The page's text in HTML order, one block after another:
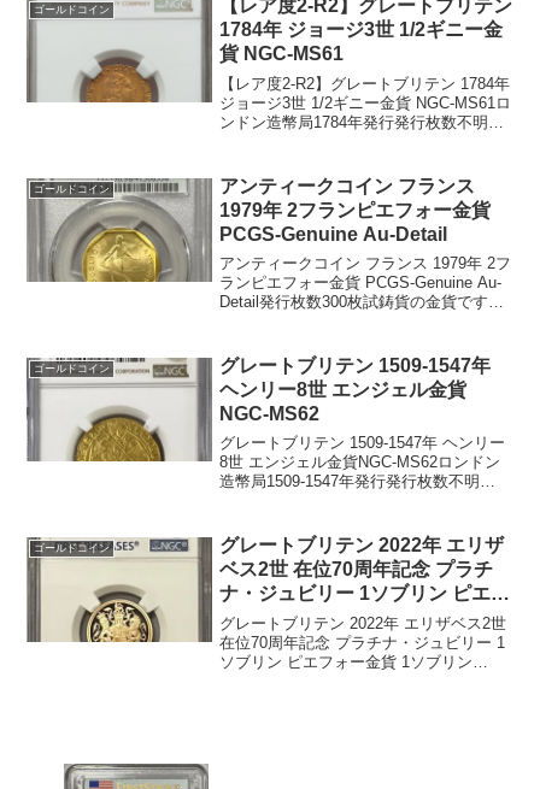
ゴールドコイン
【レア度2-R2】グレートブリテン
1784年 ジョージ3世 1/2ギニー金
貨 NGC-MS61
【レア度2-R2】グレートブリテン 1784年
ジョージ3世 1/2ギニー金貨 NGC-MS61ロ
ンドン造幣局1784年発行発行枚数不明
位：91.67%金表...
ゴールドコイン
アンティークコイン フランス
1979年 2フランピエフォー金貨
PCGS-Genuine Au-Detail
アンティークコイン フランス 1979年 2フ
ランピエフォー金貨 PCGS-Genuine Au-
Detail発行枚数300枚試鋳貨の金貨です。
REPUBLIQUE ...
ゴールドコイン
グレートブリテン 1509-1547年
ヘンリー8世 エンジェル金貨
NGC-MS62
グレートブリテン 1509-1547年 ヘンリー
8世 エンジェル金貨NGC-MS62ロンドン
造幣局1509-1547年発行発行枚数不明
位：99.48%金表面：聖...
ゴールドコイン
グレートブリテン 2022年 エリザ
ベス2世 在位70周年記念 プラチ
ナ・ジュビリー 1ソブリン ピエフ
ォー金貨 1ソブリン NGC-PF70
UCAM 箱付き
グレートブリテン 2022年 エリザベス2世
在位70周年記念 プラチナ・ジュビリー 1
ソブリン ピエフォー金貨 1ソブリン